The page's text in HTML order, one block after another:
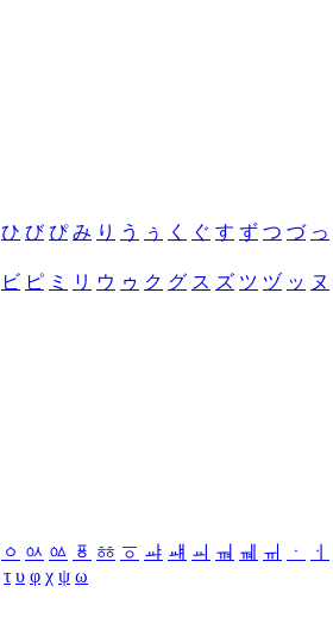
ひ び ぴ み り う ぅ く ぐ す ず つ づ っ
ビ ピ ミ リ ウ ゥ ク グ ス ズ ツ ヅ ッ ヌ
ㆁ ㆂ ㆃ ㆄ ㆅ ㆆ ㆇ ㆈ ㆉ ㆊ ㆋ ㆌ ㆍ
ㆎ
τ υ φ χ ψ ω